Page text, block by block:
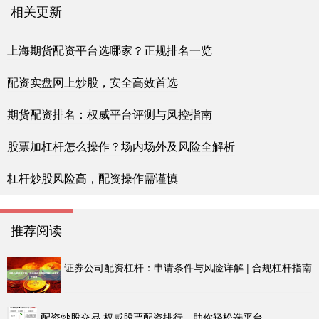
相关更新
上海期货配资平台选哪家？正规排名一览
配资实盘网上炒股，安全高效首选
期货配资排名：权威平台评测与风控指南
股票加杠杆怎么操作？场内场外及风险全解析
杠杆炒股风险高，配资操作需谨慎
推荐阅读
证券公司配资杠杆：申请条件与风险详解 | 合规杠杆指南